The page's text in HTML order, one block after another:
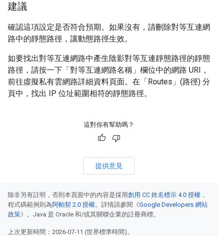
建議
確認這項設定是否符合預期。如果沒有，請刪除對等互連網
路中的靜態路徑，讓動態路徑生效。
如要找出對等互連網路中產生陰影對等互連靜態路徑的靜態
路徑，請按一下「對等互連網路名稱」 欄位中的網路 URI，
前往虛擬私有雲網路詳細資料頁面。在「Routes」(路徑) 分
頁中，找出 IP 位址範圍相符的靜態路徑。
這對你有幫助嗎？
提供意見
除非另有註明，否則本頁面中的內容是採用創用 CC 姓名標示 4.0 授權 ，
程式碼範例則為阿帕契 2.0 授權。詳情請參閱《Google Developers 網站
政策》。Java 是 Oracle 和/或其關聯企業的註冊商標。
上次更新時間：2026-07-11 (世界標準時間)。